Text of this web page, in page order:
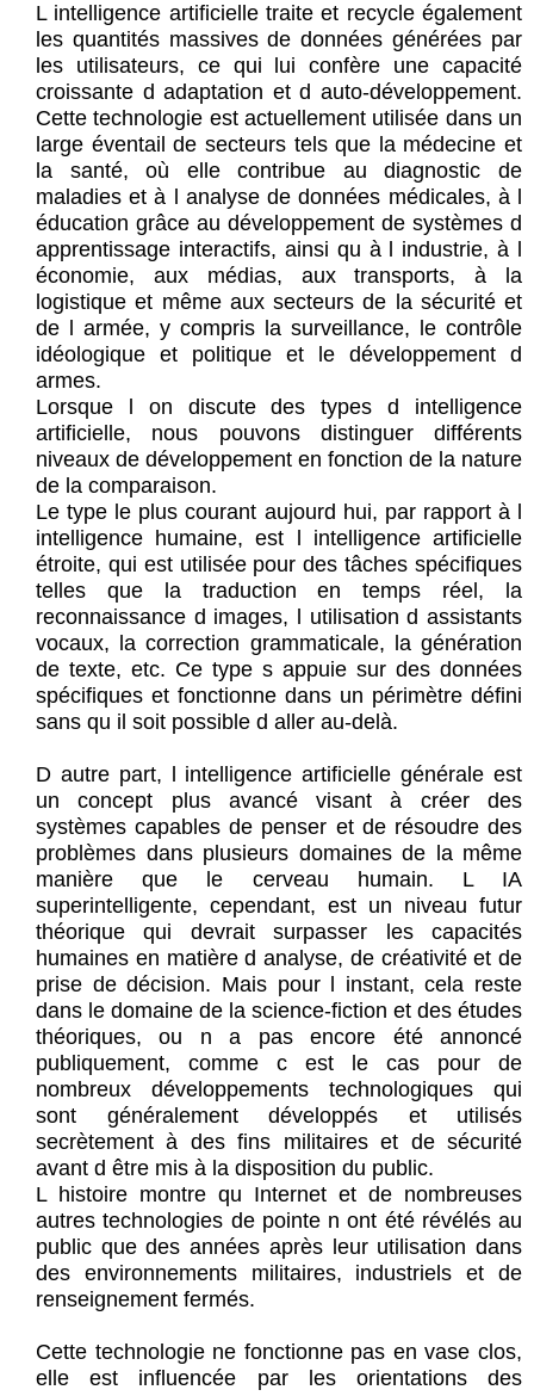
L intelligence artificielle traite et recycle également
les quantités massives de données générées par
les utilisateurs, ce qui lui confère une capacité
croissante d adaptation et d auto-développement.
Cette technologie est actuellement utilisée dans un
large éventail de secteurs tels que la médecine et
la santé, où elle contribue au diagnostic de
maladies et à l analyse de données médicales, à l
éducation grâce au développement de systèmes d
apprentissage interactifs, ainsi qu à l industrie, à l
économie, aux médias, aux transports, à la
logistique et même aux secteurs de la sécurité et
de l armée, y compris la surveillance, le contrôle
idéologique et politique et le développement d
armes.
Lorsque l on discute des types d intelligence
artificielle, nous pouvons distinguer différents
niveaux de développement en fonction de la nature
de la comparaison.
Le type le plus courant aujourd hui, par rapport à l
intelligence humaine, est l intelligence artificielle
étroite, qui est utilisée pour des tâches spécifiques
telles que la traduction en temps réel, la
reconnaissance d images, l utilisation d assistants
vocaux, la correction grammaticale, la génération
de texte, etc. Ce type s appuie sur des données
spécifiques et fonctionne dans un périmètre défini
sans qu il soit possible d aller au-delà.
D autre part, l intelligence artificielle générale est
un concept plus avancé visant à créer des
systèmes capables de penser et de résoudre des
problèmes dans plusieurs domaines de la même
manière que le cerveau humain. L IA
superintelligente, cependant, est un niveau futur
théorique qui devrait surpasser les capacités
humaines en matière d analyse, de créativité et de
prise de décision. Mais pour l instant, cela reste
dans le domaine de la science-fiction et des études
théoriques, ou n a pas encore été annoncé
publiquement, comme c est le cas pour de
nombreux développements technologiques qui
sont généralement développés et utilisés
secrètement à des fins militaires et de sécurité
avant d être mis à la disposition du public.
L histoire montre qu Internet et de nombreuses
autres technologies de pointe n ont été révélés au
public que des années après leur utilisation dans
des environnements militaires, industriels et de
renseignement fermés.
Cette technologie ne fonctionne pas en vase clos,
elle est influencée par les orientations des